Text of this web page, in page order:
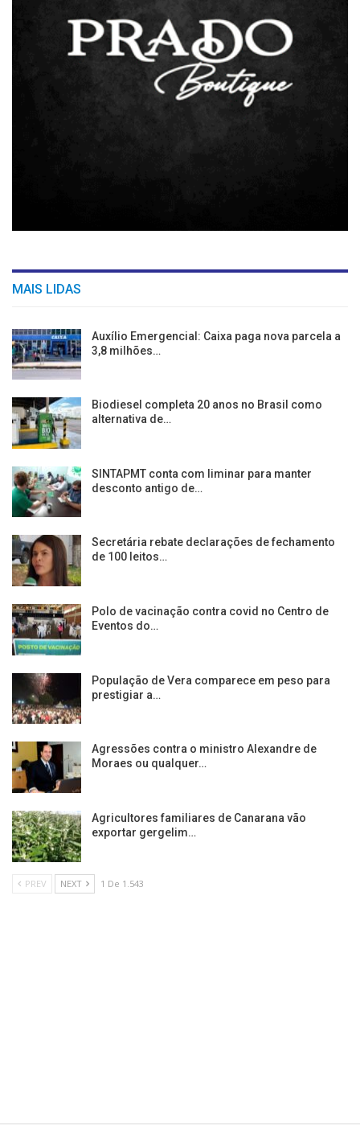
MAIS LIDAS
Auxílio Emergencial: Caixa paga nova parcela a
3,8 milhões…
Biodiesel completa 20 anos no Brasil como
alternativa de…
SINTAPMT conta com liminar para manter
desconto antigo de…
Secretária rebate declarações de fechamento
de 100 leitos…
Polo de vacinação contra covid no Centro de
Eventos do…
População de Vera comparece em peso para
prestigiar a…
Agressões contra o ministro Alexandre de
Moraes ou qualquer…
Agricultores familiares de Canarana vão
exportar gergelim…
PREV NEXT 1 De 1.543